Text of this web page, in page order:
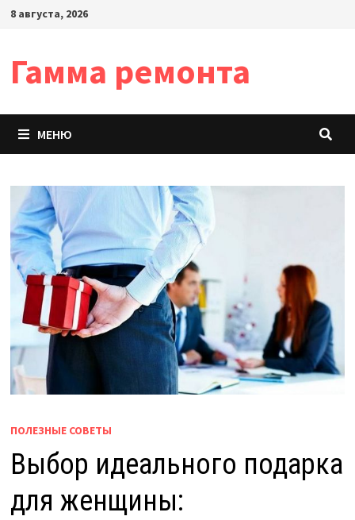
Перейти
8 августа, 2026
Гамма ремонта
МЕНЮ
ПОЛЕЗНЫЕ СОВЕТЫ
Выбор идеального подарка
для женщины: